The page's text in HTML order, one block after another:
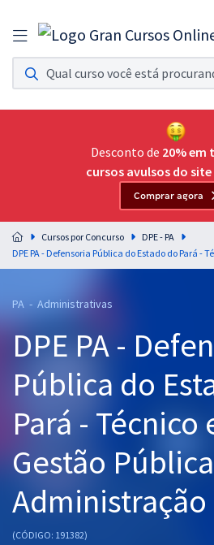
Assinatura Ilimitada 11
Acesso a todos os cursos. Teste grátis por 7 dias!
Assinatura OAB Até Passar
Acesso ilimitado a toda preparação para o
Residências Multiprofissionais
Preparação completa e intensiva para as
residências em saúde do Brasil
Cursos 20% OFF
Pós
Graduação
OAB
Mentorias
Questões grátis
Desconto de 20% em
cursos avulsos do site
Comprar agora
Cursos por Concurso
DPE - PA
PA - Administrativas
DPE PA -
Pública do
Pará - Técnico
Gestão
Administração
(CÓDIGO: 191382)